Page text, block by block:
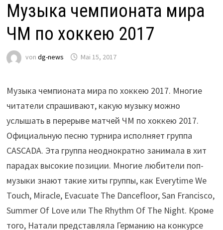
Музыка чемпионата мира
ЧМ по хоккею 2017
von dg-news Mai 15, 2017
Музыка чемпионата мира по хоккею 2017. Многие
читатели спрашивают, какую музыку можно
услышать в перерыве матчей ЧМ по хоккею 2017.
Официальную песню турнира исполняет группа
CASCADA. Эта группа неоднократно занимала в хит
парадах высокие позиции. Многие любители поп-
музыки знают такие хиты группы, как Everytime We
Touch, Miracle, Evacuate The Dancefloor, San Francisco,
Summer Of Love или The Rhythm Of The Night. Кроме
того, Натали представляла Германию на конкурсе